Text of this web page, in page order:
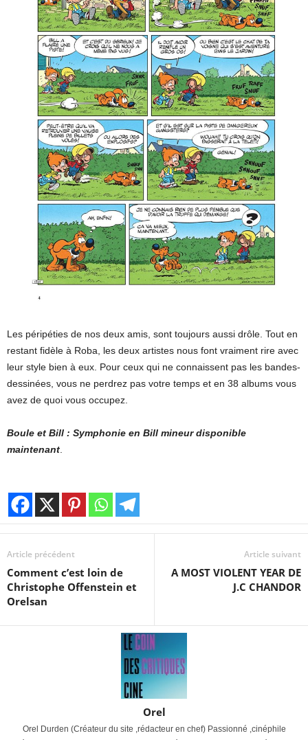
Les péripéties de nos deux amis, sont toujours aussi drôle. Tout en
restant fidèle à Roba, les deux artistes nous font vraiment rire avec
leur style bien à eux. Pour ceux qui ne connaissent pas les bandes-
dessinées, vous ne perdrez pas votre temps et en 38 albums vous
avez de quoi vous occupez.
Boule et Bill : Symphonie en Bill mineur disponible
maintenant
Article précédent
Comment c’est loin de
Christophe Offenstein et
Orelsan
Article suivant
A MOST VIOLENT YEAR DE
J.C CHANDOR
Orel
Orel Durden (Créateur du site ,rédacteur en chef) Passionné ,cinéphile